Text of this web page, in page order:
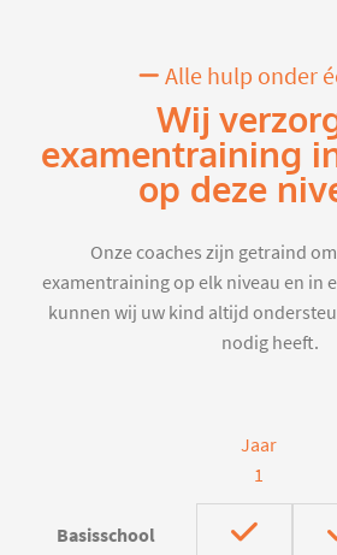
Alle hulp onder
Wij
examentraining
op deze
Onze coaches zijn getraind
examentraining op elk niveau en in
kunnen wij uw kind altijd
nodig heeft.
Jaar
1
Basisschool